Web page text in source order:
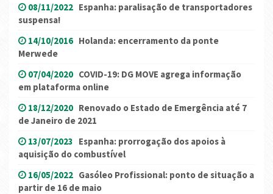
08/11/2022 Espanha: paralisação de transportadores
suspensa!
14/10/2016 Holanda: encerramento da ponte
Merwede
07/04/2020 COVID-19: DG MOVE agrega informação
em plataforma online
18/12/2020 Renovado o Estado de Emergência até 7
de Janeiro de 2021
13/07/2023 Espanha: prorrogação dos apoios à
aquisição do combustível
16/05/2022 Gasóleo Profissional: ponto de situação a
partir de 16 de maio